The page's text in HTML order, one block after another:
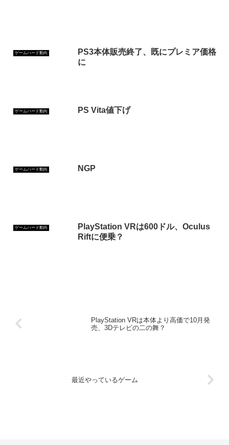
ゲームハード動向
PS3本体販売終了、既にプレミア価格
に
ゲームハード動向 PS Vita値下げ
ゲームハード動向 NGP
ゲームハード動向
PlayStation VRは600ドル、Oculus
Riftに便乗？
PlayStation VRは本体より高価で10月発
売、3Dテレビの二の舞？
最近やっているゲーム